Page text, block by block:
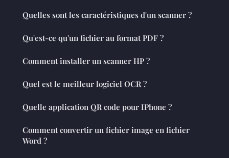
Quelles sont les caractéristiques d'un scanner ?
Qu'est-ce qu'un fichier au format PDF ?
Comment installer un scanner HP ?
Quel est le meilleur logiciel OCR ?
Quelle application QR code pour IPhone ?
Comment convertir un fichier image en fichier
Word ?